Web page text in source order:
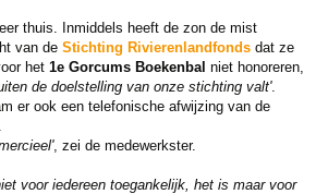
thuis. Inmiddels heeft de zon de mist
van de Stichting Rivierenlandfondsdat ze
het 1e Gorcums Boekenbal niet honoreren,
de doelstelling van onze stichting valt'.
er ook een telefonische afwijzing van de
, zei de medewerkster.
voor iedereen toegankelijk, het is maar voor